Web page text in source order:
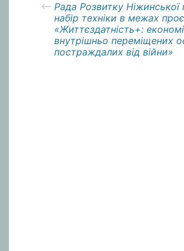
Рада Розвитку
набір техніки в межах
«Життєздатність+:
внутрішньо переміщених
постраждалих від війни»